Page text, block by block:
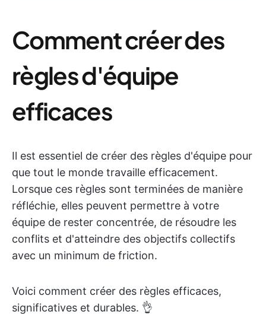
Comment créer des
règles d'équipe
efficaces
Il est essentiel de créer des règles d'équipe pour
que tout le monde travaille efficacement.
Lorsque ces règles sont terminées de manière
réfléchie, elles peuvent permettre à votre
équipe de rester concentrée, de résoudre les
conflits et d'atteindre des objectifs collectifs
avec un minimum de friction.
Voici comment créer des règles efficaces,
significatives et durables. 👌